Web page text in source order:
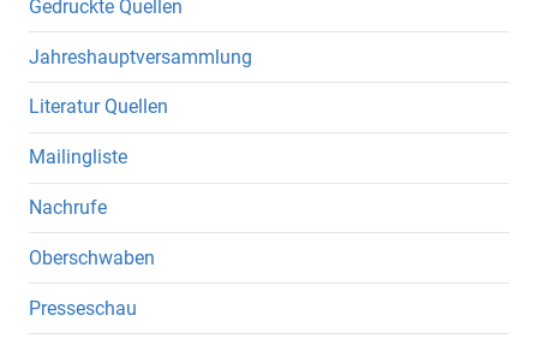
Gedruckte Quellen
Jahreshauptversammlung
Literatur Quellen
Mailingliste
Nachrufe
Oberschwaben
Presseschau